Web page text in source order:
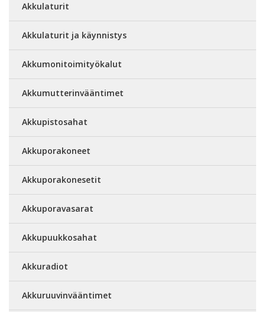
Akkulaturit
Akkulaturit ja käynnistys
Akkumonitoimityökalut
Akkumutterinvääntimet
Akkupistosahat
Akkuporakoneet
Akkuporakonesetit
Akkuporavasarat
Akkupuukkosahat
Akkuradiot
Akkuruuvinvääntimet